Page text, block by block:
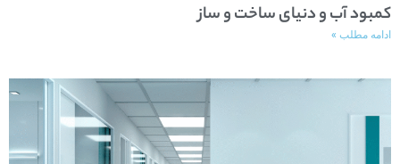
کمبود آب و دنیای ساخت و ساز
ادامه مطلب »